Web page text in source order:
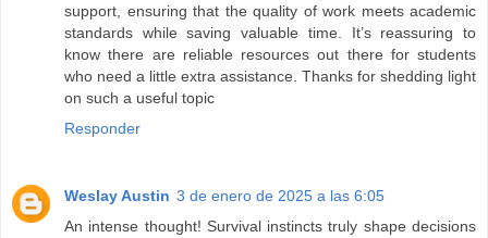
support, ensuring that the quality of work meets academic
standards while saving valuable time. It’s reassuring to
know there are reliable resources out there for students
who need a little extra assistance. Thanks for shedding light
on such a useful topic
Responder
Weslay Austin 3 de enero de 2025 a las 6:05
An intense thought! Survival instincts truly shape decisions